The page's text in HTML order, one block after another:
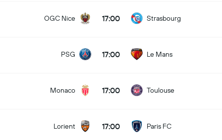
OGC Nice 17:00 Strasbourg
PSG 17:00 Le Mans
Monaco 17:00 Toulouse
Lorient 17:00 Paris FC